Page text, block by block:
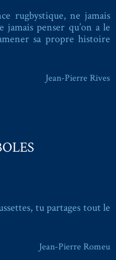
rugbystique, ne jamais
penser qu’on a le
sa propre histoire
Jean-Pierre Rives
tu partages tout le
Jean-Pierre Romeu